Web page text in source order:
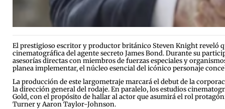
El prestigioso escritor y productor británico Steven Knight reveló
cinematográfica del agente secreto James Bond. Durante su
asesorías directas con miembros de fuerzas especiales y
planea implementar, el núcleo esencial del icónico personaje
La producción de este largometraje marcará el debut de la
la dirección general del rodaje. En paralelo, los estudios
Gold, con el propósito de hallar al actor que asumirá el rol
Turner y Aaron Taylor-Johnson.